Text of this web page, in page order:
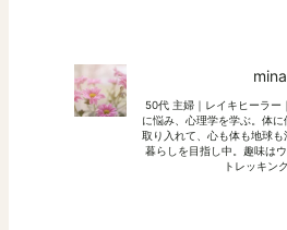
50代 主婦｜レイキヒーラー
に悩み、心理学を学ぶ。体
取り入れて、心も体も地球
暮らしを目指し中。趣味は
トレッキン